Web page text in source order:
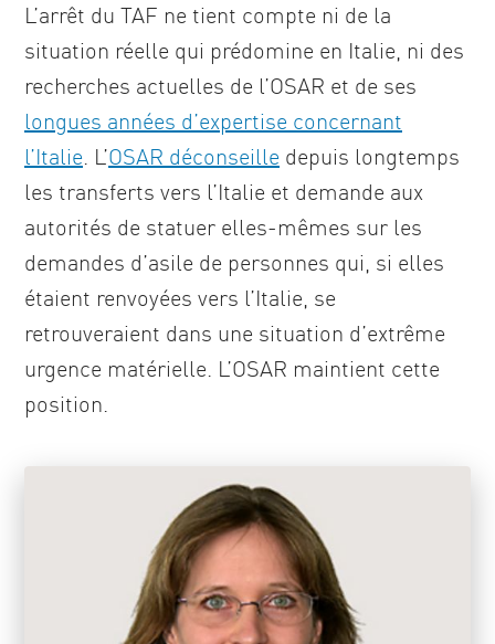
L’arrêt du TAF ne tient compte ni de la
situation réelle qui prédomine en Italie, ni des
recherches actuelles de l’OSAR et de ses
longues années d’expertise concernant
l’Italie. L’OSAR déconseille depuis longtemps
les transferts vers l’Italie et demande aux
autorités de statuer elles-mêmes sur les
demandes d’asile de personnes qui, si elles
étaient renvoyées vers l’Italie, se
retrouveraient dans une situation d’extrême
urgence matérielle. L’OSAR maintient cette
position.